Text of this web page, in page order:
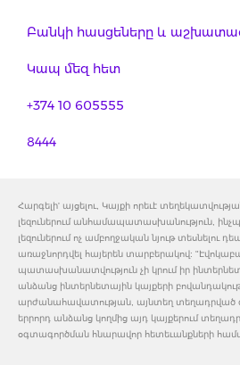
Բանկի հասցեները և
Կապ մեզ հետ
+374 10 605555
8444
Հարգելի' այցելու, Կայքի որեւէ
լեզուներում անհամապատասխանություն,
լեզուներում ոչ ամբողջական նյութ տեսնելու
առաջնորդվել հայերեն տարբերակով:
պատասխանատվություն չի կրում իր
անձանց ինտերնետային կայքերի
արժանահավատության, այնտեղ տեղադրված
երրորդ անձանց կողմից այդ կայքերում
օգտագործման հնարավոր հետեւանքների